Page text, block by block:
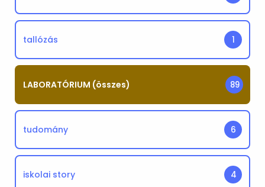
tallózás 1
LABORATÓRIUM (összes) 89
tudomány 6
iskolai story 4